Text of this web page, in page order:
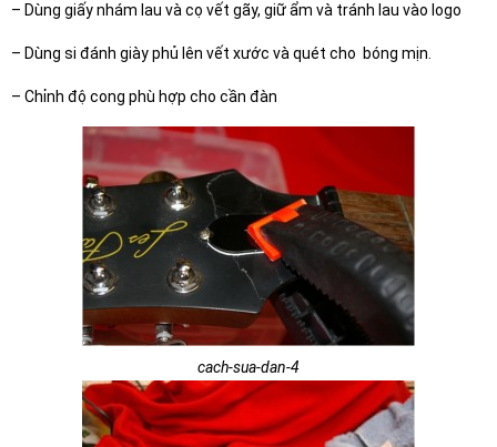
– Dùng giấy nhám lau và cọ vết gãy, giữ ẩm và tránh lau vào logo
– Dùng si đánh giày phủ lên vết xước và quét cho bóng mịn.
– Chỉnh độ cong phù hợp cho cần đàn
cach-sua-dan-4